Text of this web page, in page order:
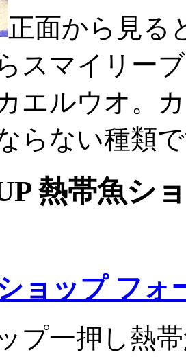
正面から見る
スマイリー
エルウオ。
らない種類
熱帯魚シ
ョップ フォ
プ一押し熱